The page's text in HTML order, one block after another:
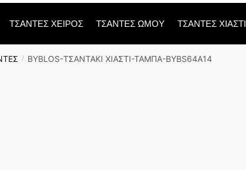
ΤΣΑΝΤΕΣ ΧΕΙΡΟΣ ΤΣΑΝΤΕΣ ΩΜΟΥ ΤΣΑΝΤΕΣ ΧΙΑΣΤΙ
/ BYBLOS-ΤΣΑΝΤΑΚΙ ΧΙΑΣΤΙ-ΤΑΜΠΑ-BYBS64A14